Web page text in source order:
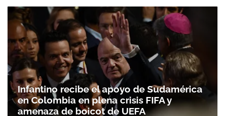
Infantino recibe el apoyo de Sudamérica
en Colombia en plena crisis FIFA y
amenaza de boicot de UEFA